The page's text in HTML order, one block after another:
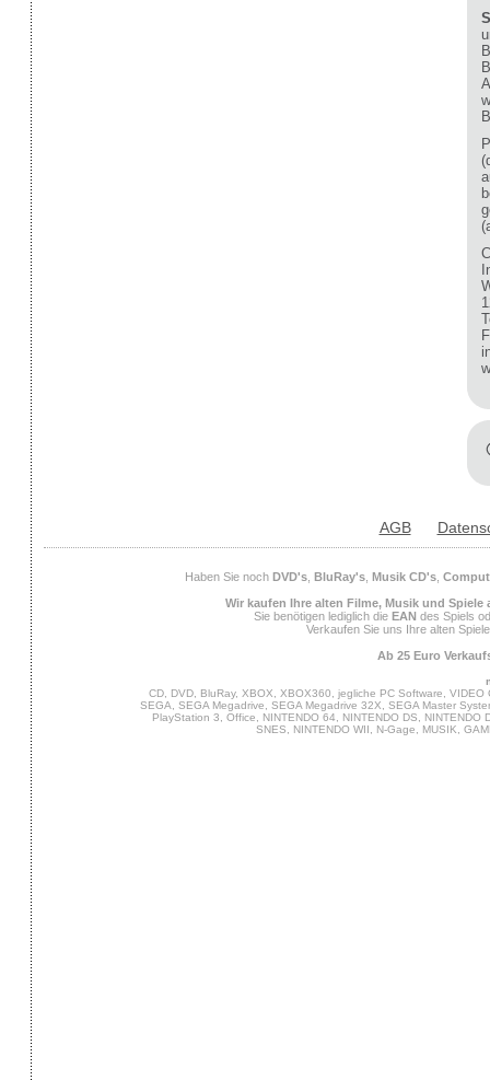
AGB
Haben Sie noch DVD's, BluRay's, Musik CD's,
Wir kaufen Ihre alten Filme, Musik und Spiele
Sie benötigen lediglich die EAN des Spiels
Verkaufen Sie uns Ihre alten
Ab 25 Euro
CD, DVD, BluRay, XBOX, XBOX360, jegliche PC Software,
SEGA, SEGA Megadrive, SEGA Megadrive 32X, SEGA Master
PlayStation 3, Office, NINTENDO 64, NINTENDO DS,
SNES, NINTENDO WII, N-Gage, MUSIK,